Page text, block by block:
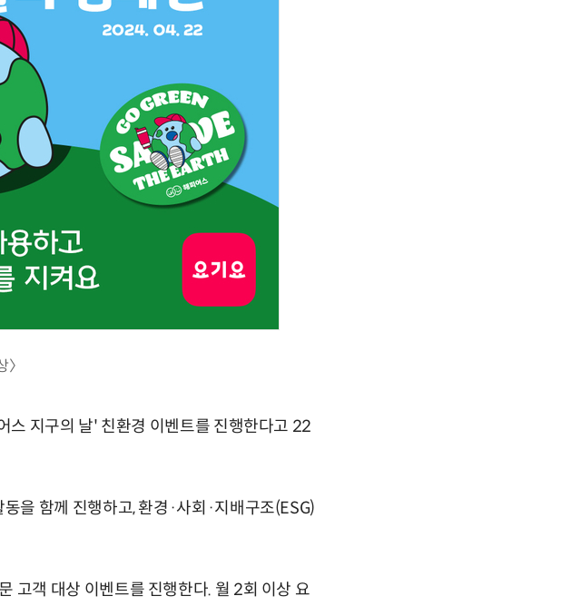
〉
스 지구의 날' 친환경 이벤트를 진행한다고 22
을 함께 진행하고, 환경·사회·지배구조(ESG)
고객 대상 이벤트를 진행한다. 월 2회 이상 요